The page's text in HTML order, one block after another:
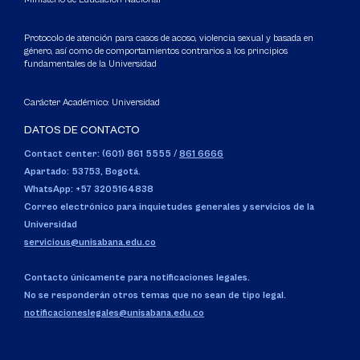
Protocolo de atención para casos de acoso, violencia sexual y basada en
género, así como de comportamientos contrarios a los principios
fundamentales de la Universidad
Carácter Académico: Universidad
DATOS DE CONTACTO
Contact center: (601) 861 5555 / 861 6666
Apartado: 53753, Bogotá.
WhatsApp: +57 3205164838
Correo electrónico para inquietudes generales y servicios de la
Universidad
servicious@unisabana.edu.co
Contacto únicamente para notificaciones legales.
No se responderán otros temas que no sean de tipo legal.
notificacioneslegales@unisabana.edu.co